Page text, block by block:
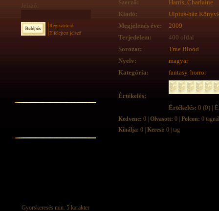
Jelszó:
Regisztráció
Elfelejtett jelszó
Szerző:
Harris, Charlaine
Kiadó:
Ulpius-ház
Megjelenés éve:
2009
Terjedelem:
400 oldal
Sorozat:
True Blood
Nyelv:
magyar
Kategória:
fantasy, horror
Értékelés:
Értékelés: 0 (0) |
Kedvenc: 0 | Olvasott: 0 | Polcon: 0 tagnál
Kínálja: 0 | Keresi: 0 | tag